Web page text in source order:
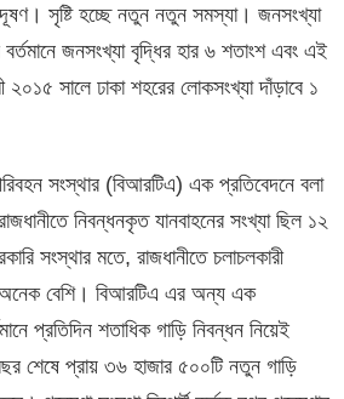
সৃষ্টি হচ্ছে নতুন নতুন সমস্যা। জনসংখ্যা
জনসংখ্যা বৃদ্ধির হার ৬ শতাংশ এবং এই
২০১৫ সালে ঢাকা শহরের লোকসংখ্যা দাঁড়াবে ১
সংস্থার (বিআরটিএ) এক প্রতিবেদনে বলা
নিবন্ধনকৃত যানবাহনের সংখ্যা ছিল ১২
সংস্থার মতে, রাজধানীতে চলাচলকারী
অনেক বেশি। বিআরটিএ এর অন্য এক
প্রতিদিন শতাধিক গাড়ি নিবন্ধন নিয়েই
শেষে প্রায় ৩৬ হাজার ৫০০টি নতুন গাড়ি